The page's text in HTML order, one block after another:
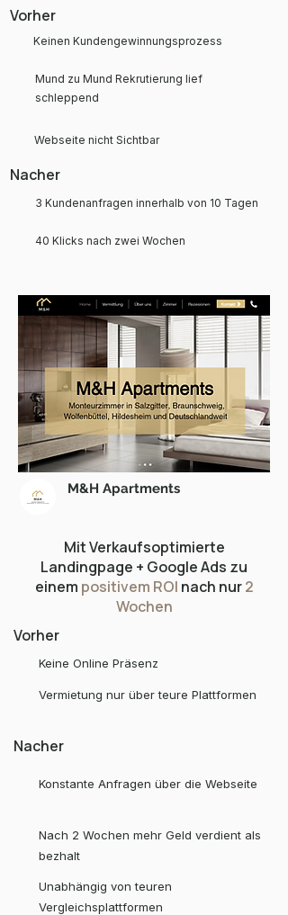
Vorher
Keinen Kundengewinnungsprozess
Mund zu Mund Rekrutierung lief
schleppend
Webseite nicht Sichtbar
Nacher
3 Kundenanfragen innerhalb von 10 Tagen
40 Klicks nach zwei Wochen
M&H Apartments
Mit Verkaufsoptimierte
Landingpage + Google Ads zu
einem positivem ROI nach nur 2
Wochen
Vorher
Keine Online Präsenz
Vermietung nur über teure Plattformen
Nacher
Konstante Anfragen über die Webseite
Nach 2 Wochen mehr Geld verdient als
bezhalt
Unabhängig von teuren
Vergleichsplattformen